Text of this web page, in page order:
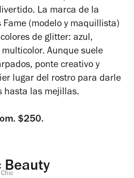
La marca de la
(modelo y maquillista)
de glitter: azul,
Aunque suele
ponte creativo y
lugar del rostro para darle
hasta las mejillas.
$250.
Beauty